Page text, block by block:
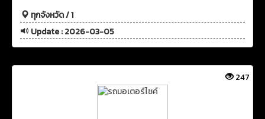
ทุกจังหวัด / 1
Update : 2026-03-05
247